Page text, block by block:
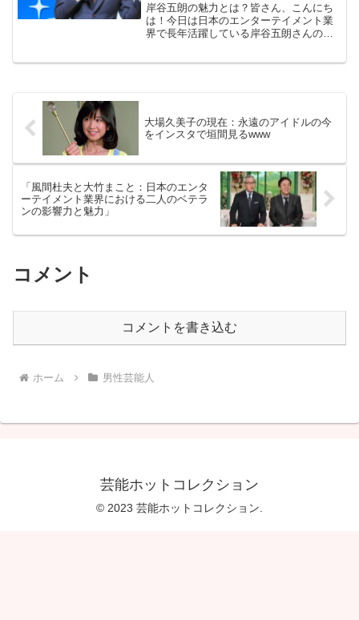
岸谷五朗の魅力とは？皆さん、こんにち
は！今日は日本のエンターテイメント業
界で長年活躍している岸谷五朗さんの魅
大場久美子の現在：永遠のアイドルの今
をインスタで垣間見るwww
「風間杜夫と大竹まこと：日本のエンタ
ーテイメント業界における二人のベテラ
ンの影響力と魅力」
コメント
コメントを書き込む
ホーム 男性芸能人
芸能ホットコレクション
© 2023 芸能ホットコレクション.